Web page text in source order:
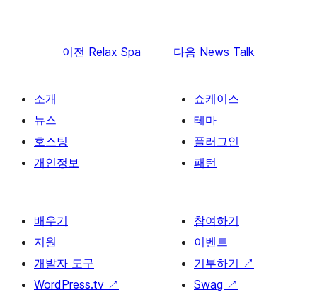
이전 Relax Spa 다음 News Talk
소개
뉴스
호스팅
개인정보
쇼케이스
테마
플러그인
패턴
배우기
지원
개발자 도구
WordPress.tv ↗
참여하기
이벤트
기부하기 ↗
Swag ↗